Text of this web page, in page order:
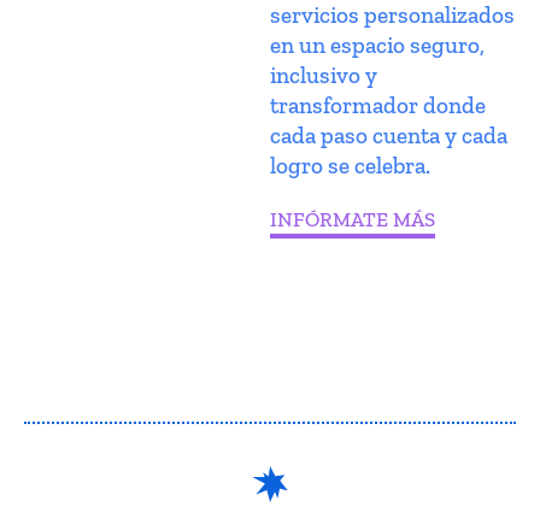
servicios personalizados
en un espacio seguro,
inclusivo y
transformador donde
cada paso cuenta y cada
logro se celebra.
INFÓRMATE MÁS